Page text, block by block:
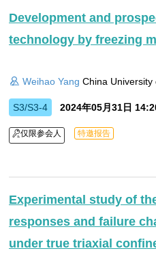
Development and
technology by freezing
Weihao Yang China University
S3/S3-4 2024年05月31日
仅限参会人 特邀报告
Experimental study of
responses and failure
under true triaxial